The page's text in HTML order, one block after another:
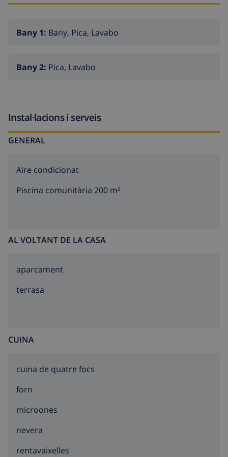
Bany 1: Bany, Pica, Lavabo
Bany 2: Pica, Lavabo
Instal·lacions i serveis
GENERAL
Aire condicionat
Piscina comunitària 200 m²
AL VOLTANT DE LA CASA
aparcament
terrasa
CUINA
cuina de quatre focs
forn
microones
nevera
rentavaixelles